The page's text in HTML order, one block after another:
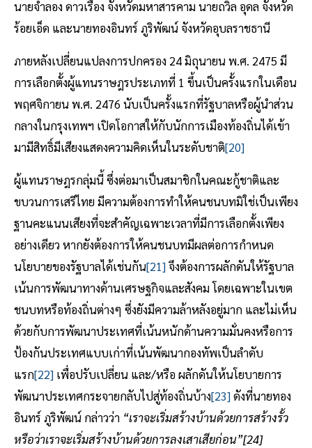
นายจำลอง ดาวเรือง จังหวัดมหาสารคาม นายถวิล อุดล จังหวัด
ร้อยเอ็ด และนายทองอินทร์ ภูริพัฒน์ จังหวัดอุบลราชธานี
ภายหลังเปลี่ยนแปลงการปกครอง 24 มิถุนายน พ.ศ. 2475 มี
การเลือกตั้งผู้แทนราษฎรประเภทที่ 1 ขึ้นเป็นครั้งแรกในเดือน
พฤศจิกายน พ.ศ. 2476 นับเป็นครั้งแรกที่รัฐบาลหรือผู้นำส่วน
กลางในกรุงเทพฯ เปิดโอกาสให้กับนักการเมืองท้องถิ่นได้เข้า
มามีสิทธิ์มีเสียงแสดงความคิดเห็นในระดับชาติ[20]
ผู้แทนราษฎรกลุ่มนี้ ซึ่งต่อมาเป็นสมาชิกในคณะกู้ชาติและ
ขบวนการเสรีไทย มีความต้องการทำให้คนชนบทมิใช่เป็นเพียง
ฐานคะแนนเสียงที่จะสำคัญเฉพาะเวลาที่มีการเลือกตั้งเพียง
อย่างเดียว หากยังต้องการให้คนชนบทมีผลต่อการกำหนด
นโยบายของรัฐบาลได้เช่นกัน[21]จึงต้องการผลักดันให้รัฐบาล
เน้นการพัฒนาทางด้านเศรษฐกิจและสังคม โดยเฉพาะในเขต
ชนบทหรือท้องถิ่นต่างๆ ซึ่งยังมีความล้าหลังอยู่มาก และไม่เห็น
ด้วยกับการพัฒนาประเทศที่เน้นหนักด้านความมั่นคงหรือการ
ป้องกันประเทศแบบเก่าที่เน้นพัฒนากองทัพเป็นลำดับ
แรก[22] เพื่อปรับเปลี่ยน และ/หรือ ผลักดันให้นโยบายการ
พัฒนาประเทศกระจายกลับไปสู่ท้องถิ่นบ้าง[23]ดังที่นายทอง
อินทร์ ภูริพัฒน์ กล่าวว่า “เราจะเริ่มสร้างบ้านด้วยการสร้างรั้ว
หรือว่าเราจะเริ่มสร้างบ้านด้วยการลงเสาเสียก่อน”[24]